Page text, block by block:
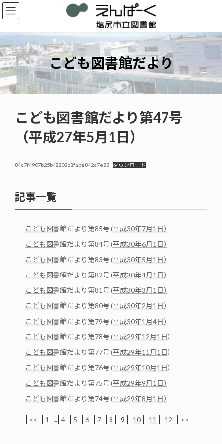
コ
ン
ン
ツ
へ
ス
キ
ッ
プ
ナ
ビ
ー
シ
ョ
ン
に
移
動
こども図書館だより
こども図書館だより第47号
（平成27年5月1日）
84c7f4907b25b48203c2fabe842c7e83 ダウンロード
記事一覧
こども図書館だより第85号 (平成30年7月1日）
こども図書館だより第84号 (平成30年6月1日）
こども図書館だより第83号 (平成30年5月1日）
こども図書館だより第82号 (平成30年4月1日）
こども図書館だより第81号 (平成30年3月1日）
こども図書館だより第80号 (平成30年2月1日）
こども図書館だより第79号 (平成30年1月4日）
こども図書館だより第78号 (平成29年12月1日）
こども図書館だより第77号 (平成29年11月1日）
こども図書館だより第76号 (平成29年10月1日）
こども図書館だより第75号 (平成29年9月1日）
こども図書館だより第74号 (平成29年8月1日）
<< 1 ... 4 5 6 7 8 9 10 11 12 >>